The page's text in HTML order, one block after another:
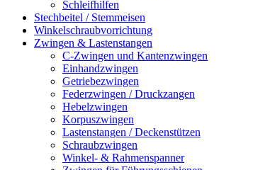
Schleifhilfen
Stechbeitel / Stemmeisen
Winkelschraubvorrichtung
Zwingen & Lastenstangen
C-Zwingen und Kantenzwingen
Einhandzwingen
Getriebezwingen
Federzwingen / Druckzangen
Hebelzwingen
Korpuszwingen
Lastenstangen / Deckenstützen
Schraubzwingen
Winkel- & Rahmenspanner